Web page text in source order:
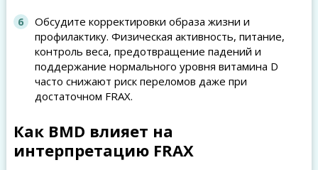
Обсудите корректировки образа жизни и
профилактику. Физическая активность, питание,
контроль веса, предотвращение падений и
поддержание нормального уровня витамина D
часто снижают риск переломов даже при
достаточном FRAX.
Как BMD влияет на
интерпретацию FRAX